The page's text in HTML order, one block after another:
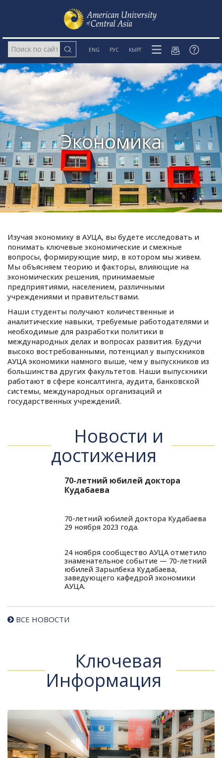
ENG РУС КЫРГ
Экономика
Изучая экономику в АУЦА, вы будете исследовать и
понимать ключевые экономические и смежные
вопросы, формирующие мир, в котором мы живем.
Мы объясняем теорию и факторы, влияющие на
экономических решения, принимаемые
предприятиями, населением, различными
учреждениями и правительствами.
Наши студенты получают количественные и
аналитические навыки, требуемые работодателями и
необходимые для разработки политики в
международных делах и вопросах развития. Будучи
высоко востребованными, потенциал у выпускников
АУЦА экономики намного выше, чем у выпускников из
большинства других факультетов. Наши выпускники
работают в сфере консалтинга, аудита, банковской
системы, международных организаций и
государственных учреждений.
Новости и
достижения
70-летний юбилей доктора
Кудабаева
70-летний юбилей доктора Кудабаева
29 ноября 2023 года.
24 ноября сообщество АУЦА отметило
знаменательное событие — 70-летний
юбилей Зарылбека Кудабаева,
заведующего кафедрой экономики
АУЦА.
ВСЕ НОВОСТИ
Ключевая
Информация